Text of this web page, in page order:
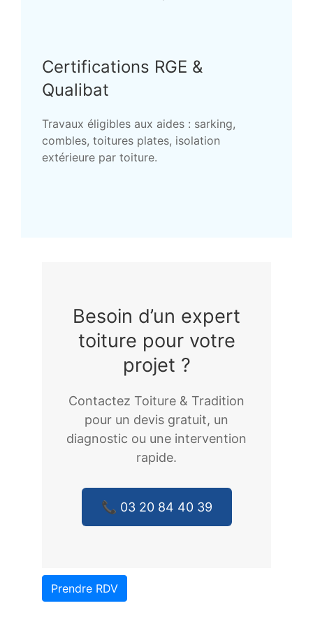
Certifications RGE &
Qualibat
Travaux éligibles aux aides : sarking,
combles, toitures plates, isolation
extérieure par toiture.
Besoin d’un expert
toiture pour votre
projet ?
Contactez Toiture & Tradition
pour un devis gratuit, un
diagnostic ou une intervention
rapide.
📞 03 20 84 40 39
Prendre RDV